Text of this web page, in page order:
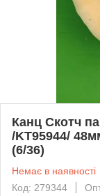
Канц Скотч
/KT95944/
(6/36)
Немає в наявності
Код: 279344